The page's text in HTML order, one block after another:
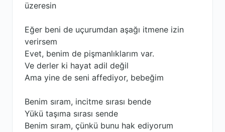
üzeresin
Eğer beni de uçurumdan aşağı itmene izin
verirsem
Evet, benim de pişmanlıklarım var.
Ve derler ki hayat adil değil
Ama yine de seni affediyor, bebeğim
Benim sıram, incitme sırası bende
Yükü taşıma sırası sende
Benim sıram, çünkü bunu hak ediyorum